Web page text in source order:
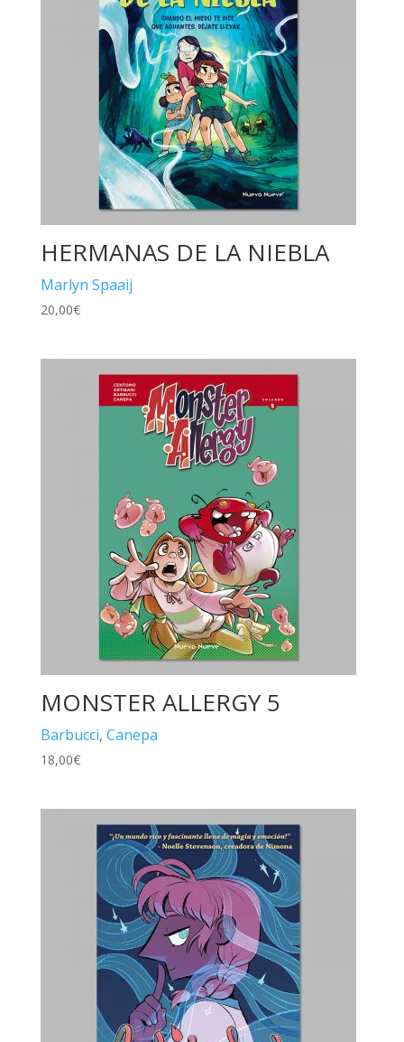
HERMANAS DE LA NIEBLA
Marlyn Spaaij
20,00€
MONSTER ALLERGY 5
Barbucci, Canepa
18,00€